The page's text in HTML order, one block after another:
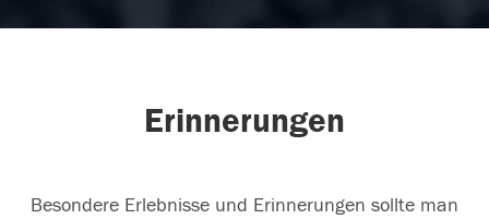
Erinnerungen
Besondere Erlebnisse und Erinnerungen sollte man